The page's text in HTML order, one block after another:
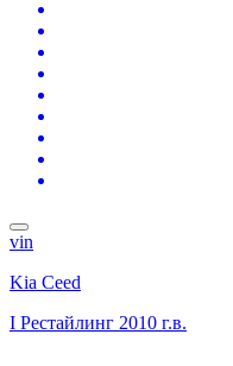
vin
Kia Ceed
I Рестайлинг 2010 г.в.